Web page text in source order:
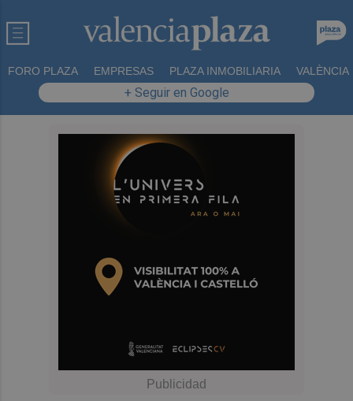
FORO PLAZA EMPRESAS PLAZA INMOBILIARIA VALÈNCIA
+ Seguir en Google